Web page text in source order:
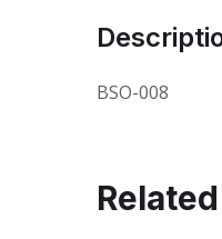
BSO-008